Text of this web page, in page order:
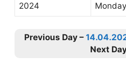
2024 Monday
Previous Day –
Next